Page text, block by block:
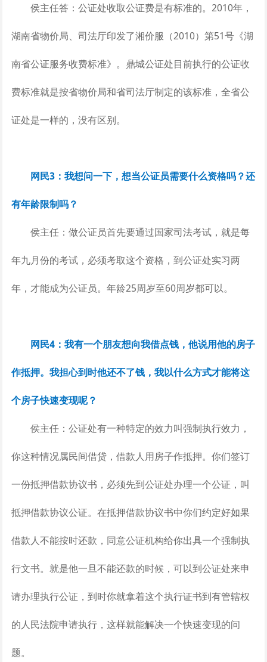
侯主任答：公证处收取公证费是有标准的。2010年，
湖南省物价局、司法厅印发了湘价服（2010）第51号《湖
南省公证服务收费标准》。鼎城公证处目前执行的公证收
费标准就是按省物价局和省司法厅制定的该标准，全省公
证处是一样的，没有区别。
网民3：我想问一下，想当公证员需要什么资格吗？还
有年龄限制吗？
侯主任：做公证员首先要通过国家司法考试，就是每
年九月份的考试，必须考取这个资格，到公证处实习两
年，才能成为公证员。年龄25周岁至60周岁都可以。
网民4：我有一个朋友想向我借点钱，他说用他的房子
作抵押。我担心到时他还不了钱，我以什么方式才能将这
个房子快速变现呢？
侯主任：公证处有一种特定的效力叫强制执行效力，
你这种情况属民间借贷，借款人用房子作抵押。你们签订
一份抵押借款协议书，必须先到公证处办理一个公证，叫
抵押借款协议公证。在抵押借款协议书中你们约定好如果
借款人不能按时还款，同意公证机构给你出具一个强制执
行文书。就是他一旦不能还款的时候，可以到公证处来申
请办理执行公证，到时你就拿着这个执行证书到有管辖权
的人民法院申请执行，这样就能解决一个快速变现的问
题。